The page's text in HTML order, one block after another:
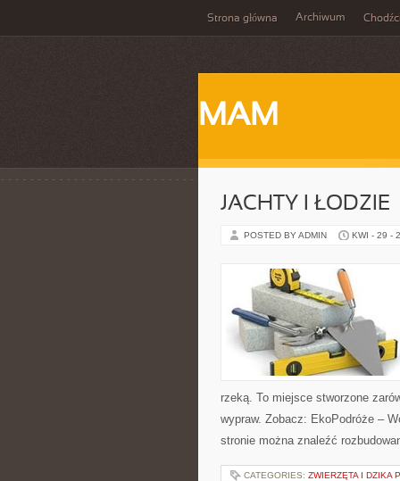
Strona główna Archiwum
MAM
JACHTY I ŁODZIE
POSTED BY ADMIN KWI - 29 -
rzeką. To miejsce stworzone
wypraw. Zobacz: EkoPodróże –
stronie można znaleźć
CATEGORIES: ZWIERZĘTA I DZIKA